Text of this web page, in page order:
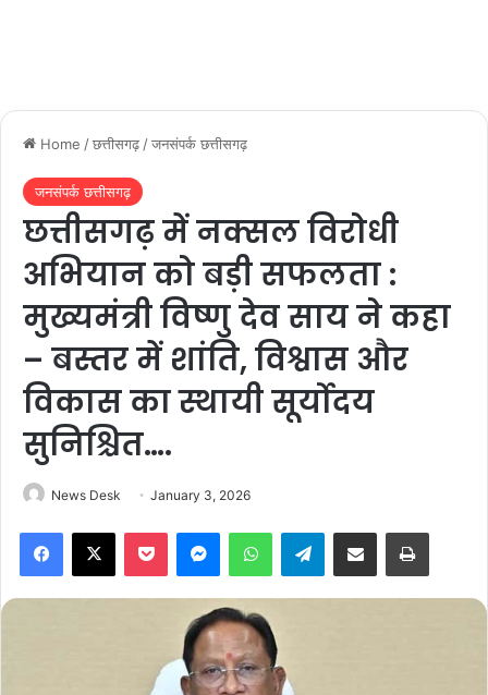
Home /छत्तीसगढ़ /जनसंपर्क छत्तीसगढ़
जनसंपर्क छत्तीसगढ़
छत्तीसगढ़ में नक्सल विरोधी
अभियान को बड़ी सफलता :
मुख्यमंत्री विष्णु देव साय ने कहा
– बस्तर में शांति, विश्वास और
विकास का स्थायी सूर्योदय
सुनिश्चित….
News Desk January 3, 2026
Telegram